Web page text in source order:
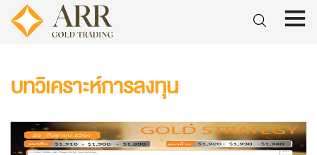
บทวิเคราะห์การลงทุน